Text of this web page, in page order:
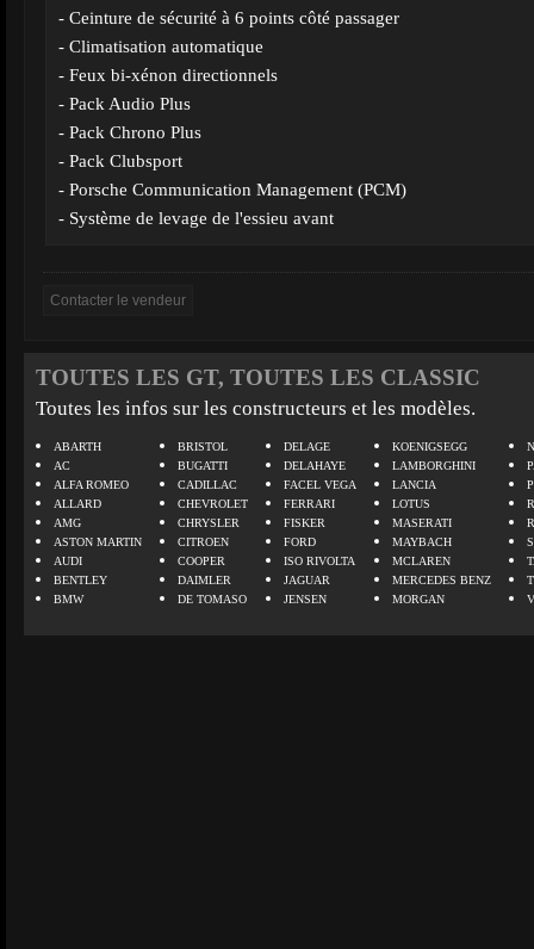
- Ceinture de sécurité à 6 points côté passager
- Climatisation automatique
- Feux bi-xénon directionnels
- Pack Audio Plus
- Pack Chrono Plus
- Pack Clubsport
- Porsche Communication Management (PCM)
- Système de levage de l'essieu avant
TOUTES LES GT, TOUTES LES CLASSIC
Toutes les infos sur les constructeurs et les modèles.
ABARTH
AC
ALFA ROMEO
ALLARD
AMG
ASTON MARTIN
AUDI
BENTLEY
BMW
BRISTOL
BUGATTI
CADILLAC
CHEVROLET
CHRYSLER
CITROEN
COOPER
DAIMLER
DE TOMASO
DELAGE
DELAHAYE
FACEL VEGA
FERRARI
FISKER
FORD
ISO RIVOLTA
JAGUAR
JENSEN
KOENIGSEGG
LAMBORGHINI
LANCIA
LOTUS
MASERATI
MAYBACH
MCLAREN
MERCEDES BENZ
MORGAN